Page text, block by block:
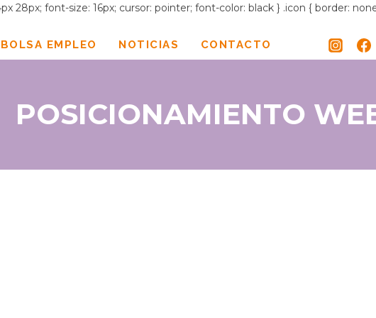
28px; font-size: 16px; cursor: pointer; font-color: black } .icon { border:
BOLSA EMPLEO NOTICIAS CONTACTO
POSICIONAMIENTO